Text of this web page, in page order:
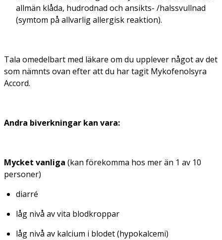
allmän klåda, hudrodnad och ansikts- /halssvullnad
(symtom på allvarlig allergisk reaktion).
Tala omedelbart med läkare om du upplever något av det
som nämnts ovan efter att du har tagit Mykofenolsyra
Accord.
Andra biverkningar kan vara:
Mycket vanliga (kan förekomma hos mer än 1 av 10
personer)
diarré
låg nivå av vita blodkroppar
låg nivå av kalcium i blodet (hypokalcemi)